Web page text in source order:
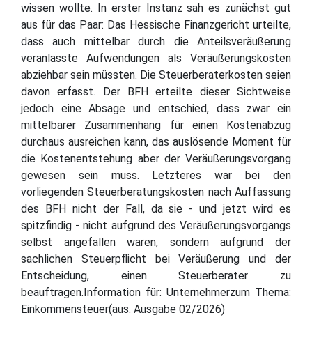
wissen wollte. In erster Instanz sah es zunächst gut
aus für das Paar: Das Hessische Finanzgericht urteilte,
dass auch mittelbar durch die Anteilsveräußerung
veranlasste Aufwendungen als Veräußerungskosten
abziehbar sein müssten. Die Steuerberaterkosten seien
davon erfasst. Der BFH erteilte dieser Sichtweise
jedoch eine Absage und entschied, dass zwar ein
mittelbarer Zusammenhang für einen Kostenabzug
durchaus ausreichen kann, das auslösende Moment für
die Kostenentstehung aber der Veräußerungsvorgang
gewesen sein muss. Letzteres war bei den
vorliegenden Steuerberatungskosten nach Auffassung
des BFH nicht der Fall, da sie - und jetzt wird es
spitzfindig - nicht aufgrund des Veräußerungsvorgangs
selbst angefallen waren, sondern aufgrund der
sachlichen Steuerpflicht bei Veräußerung und der
Entscheidung, einen Steuerberater zu
beauftragen.Information für: Unternehmerzum Thema:
Einkommensteuer(aus: Ausgabe 02/2026)